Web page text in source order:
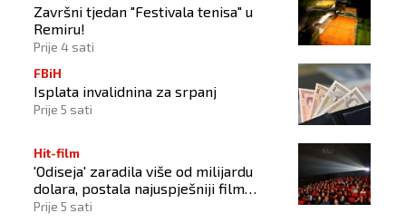
Završni tjedan "Festivala tenisa" u
Remiru!
Prije 4 sati
FBiH
Isplata invalidnina za srpanj
Prije 5 sati
Hit-film
'Odiseja' zaradila više od milijardu
dolara, postala najuspješniji film
Christophera Nolana
Prije 5 sati